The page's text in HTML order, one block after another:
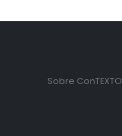
Sobre ConTEXTO